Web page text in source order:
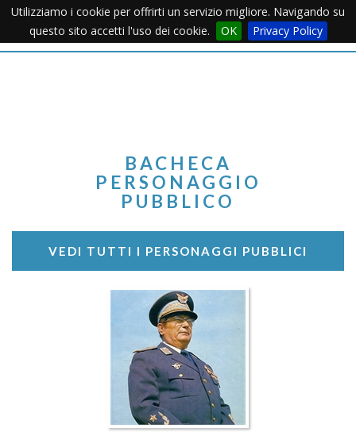
Utilizziamo i cookie per offrirti un servizio migliore. Navigando su
questo sito accetti l'uso dei cookie.
OK Privacy PolicyMenu
BACHECA
PERSONAGGIO
PUBBLICO
VEDI TUTTI I PERSONAGGI PUBBLICI